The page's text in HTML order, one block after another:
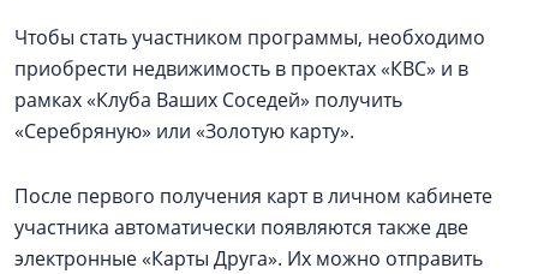
Чтобы стать участником программы, необходимо
приобрести недвижимость в проектах «КВС» и в
рамках «Клуба Ваших Соседей» получить
«Серебряную» или «Золотую карту».
После первого получения карт в личном кабинете
участника автоматически появляются также две
электронные «Карты Друга». Их можно отправить